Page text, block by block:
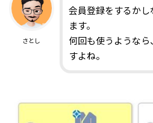
さとし
会員登録をするかし
ます。
何回も使うような
すよね。